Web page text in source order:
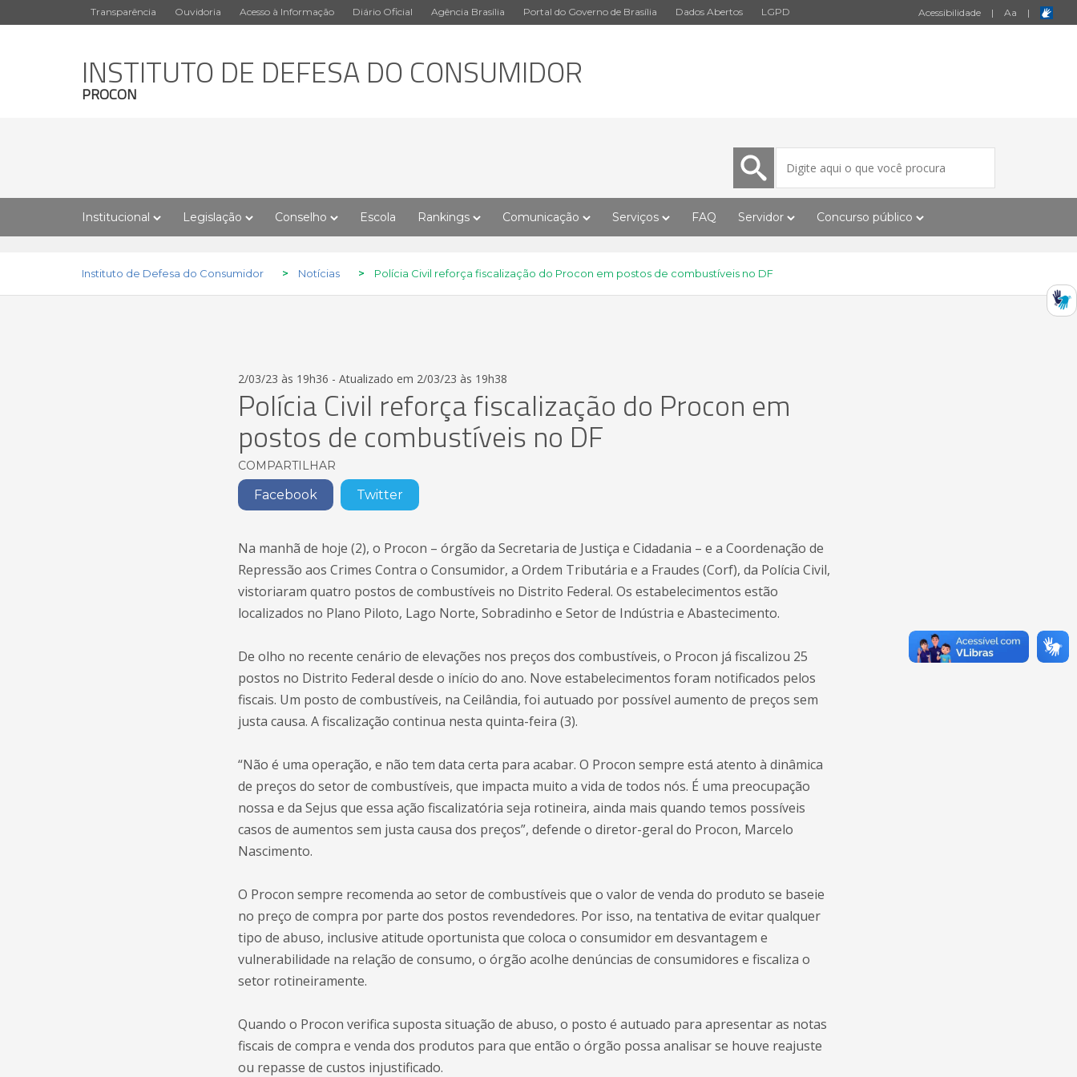
Transparência Ouvidoria Acesso à Informação Diário Oficial Agência Brasília Portal do Governo de Brasília Dados Abertos LGPD Acessibilidade | Aa |
INSTITUTO DE DEFESA DO CONSUMIDOR
PROCON
Institucional Legislação Conselho Escola Rankings Comunicação Serviços FAQ Servidor Concurso público
Instituto de Defesa do Consumidor > Notícias > Polícia Civil reforça fiscalização do Procon em postos de combustíveis no DF
2/03/23 às 19h36 - Atualizado em 2/03/23 às 19h38
Polícia Civil reforça fiscalização do Procon em
postos de combustíveis no DF
COMPARTILHAR
Facebook Twitter
Na manhã de hoje (2), o Procon – órgão da Secretaria de Justiça e Cidadania – e a Coordenação de
Repressão aos Crimes Contra o Consumidor, a Ordem Tributária e a Fraudes (Corf), da Polícia Civil,
vistoriaram quatro postos de combustíveis no Distrito Federal. Os estabelecimentos estão
localizados no Plano Piloto, Lago Norte, Sobradinho e Setor de Indústria e Abastecimento.
De olho no recente cenário de elevações nos preços dos combustíveis, o Procon já fiscalizou 25
postos no Distrito Federal desde o início do ano. Nove estabelecimentos foram notificados pelos
fiscais. Um posto de combustíveis, na Ceilândia, foi autuado por possível aumento de preços sem
justa causa. A fiscalização continua nesta quinta-feira (3).
“Não é uma operação, e não tem data certa para acabar. O Procon sempre está atento à dinâmica
de preços do setor de combustíveis, que impacta muito a vida de todos nós. É uma preocupação
nossa e da Sejus que essa ação fiscalizatória seja rotineira, ainda mais quando temos possíveis
casos de aumentos sem justa causa dos preços”, defende o diretor-geral do Procon, Marcelo
Nascimento.
O Procon sempre recomenda ao setor de combustíveis que o valor de venda do produto se baseie
no preço de compra por parte dos postos revendedores. Por isso, na tentativa de evitar qualquer
tipo de abuso, inclusive atitude oportunista que coloca o consumidor em desvantagem e
vulnerabilidade na relação de consumo, o órgão acolhe denúncias de consumidores e fiscaliza o
setor rotineiramente.
Quando o Procon verifica suposta situação de abuso, o posto é autuado para apresentar as notas
fiscais de compra e venda dos produtos para que então o órgão possa analisar se houve reajuste
ou repasse de custos injustificado.